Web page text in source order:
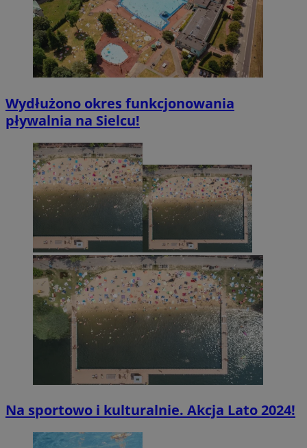
Wydłużono okres funkcjonowania
pływalnia na Sielcu!
Na sportowo i kulturalnie. Akcja Lato 2024!